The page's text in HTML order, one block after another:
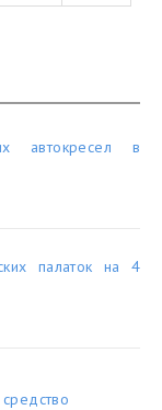
автокресел в
палаток на 4